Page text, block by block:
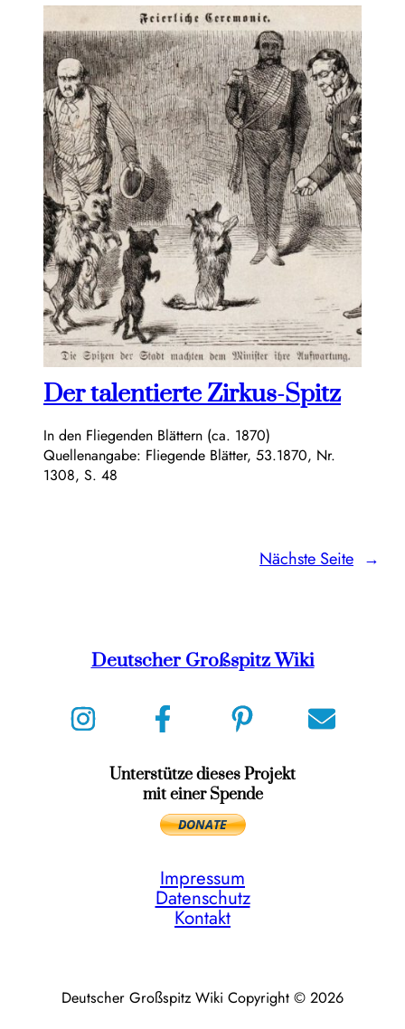
Der talentierte Zirkus-Spitz
In den Fliegenden Blättern (ca. 1870)
Quellenangabe: Fliegende Blätter, 53.1870, Nr.
1308, S. 48
Nächste Seite →
Deutscher Großspitz Wiki
Unterstütze dieses Projekt
mit einer Spende
Impressum
Datenschutz
Kontakt
Deutscher Großspitz Wiki Copyright © 2026